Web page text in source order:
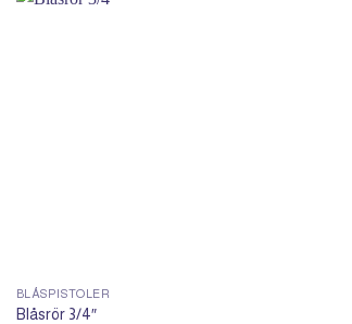
BLÅSPISTOLER
Blåsrör 3/4″